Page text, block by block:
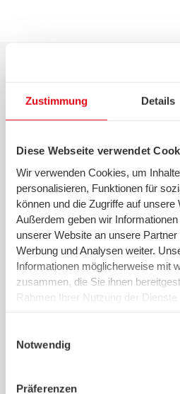
Zustimmung Details
Diese Webseite verwendet
Wir verwenden Cookies, um
personalisieren, Funktionen für
können und die Zugriffe auf unsere
Außerdem geben wir
unserer Website an unsere Partner
Werbung und Analysen weiter.
Informationen möglicherweise mit
zusammen, die Sie ihnen
Rahmen Ihrer Nutzung der Dienste
existiert. Das birgt das Risiko
durch Behörden, das Fehlen
Daten.
Notwendig
Präferenzen
Erdgasanlagen für